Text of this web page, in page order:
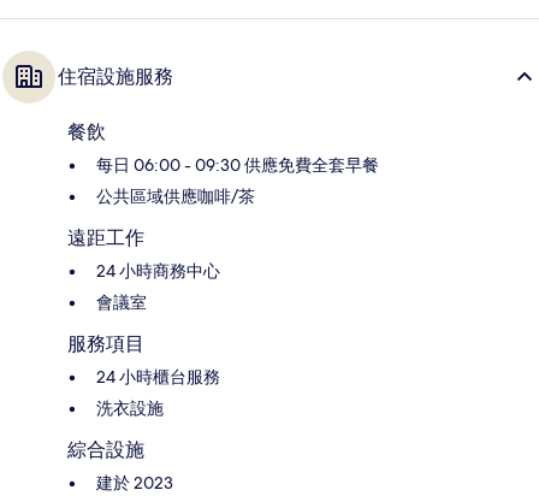
住宿設施服務
餐飲
每日 06:00 - 09:30 供應免費全套早餐
公共區域供應咖啡/茶
遠距工作
24 小時商務中心
會議室
服務項目
24 小時櫃台服務
洗衣設施
綜合設施
建於 2023